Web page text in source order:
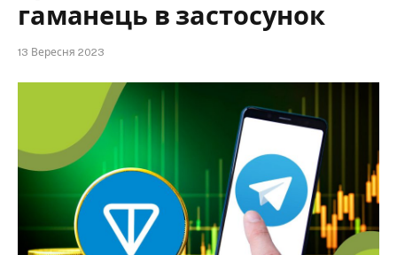
гаманець в застосунок
13 Вересня 2023